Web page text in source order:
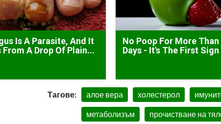
Is A Parasite, And It
From A Drop Of Plain...
No Poop For More Than
Days - It's The First Sign
Тагове: алое вера холестерол
метаболизъм прочистване на